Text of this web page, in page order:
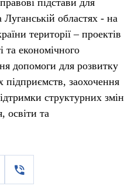
підстави для
Луганській областях - на
території – проектів
та економічного
допомоги для розвитку
підприємств, заохочення
структурних змін
освіти та